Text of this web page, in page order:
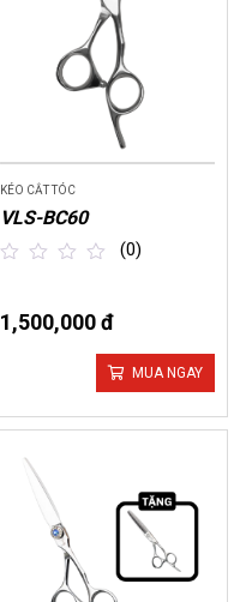
KÉO CẮT TÓC
VLS-BC60
of
5
(0)
1,500,000 đ
MUA NGAY